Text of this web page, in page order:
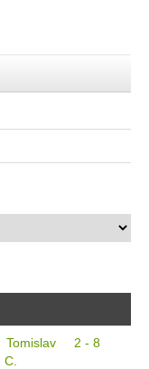
Tomislav
C.
2 - 8